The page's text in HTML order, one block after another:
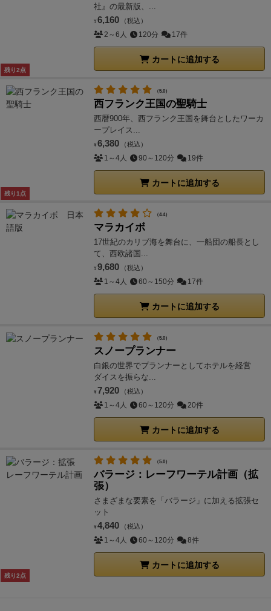
残り2点
社』の最新版、...
¥ 6,160 （税込）
2～6人 120分 17件
カートに追加する
残り1点
（5.0）
西フランク王国の聖騎士
西暦900年、西フランク王国を舞台としたワーカ
ープレイス...
¥ 6,380 （税込）
1～4人 90～120分 19件
カートに追加する
（4.4）
マラカイボ
17世紀のカリブ海を舞台に、一船団の船長とし
て、西欧諸国...
¥ 9,680 （税込）
1～4人 60～150分 17件
カートに追加する
（5.0）
スノープランナー
白銀の世界でプランナーとしてホテルを経営
ダイスを振らな...
¥ 7,920 （税込）
1～4人 60～120分 20件
カートに追加する
残り2点
（5.0）
バラージ：レーフワーテル計画（拡
張）
さまざまな要素を「バラージ」に加える拡張セ
ット
¥ 4,840 （税込）
1～4人 60～120分 8件
カートに追加する